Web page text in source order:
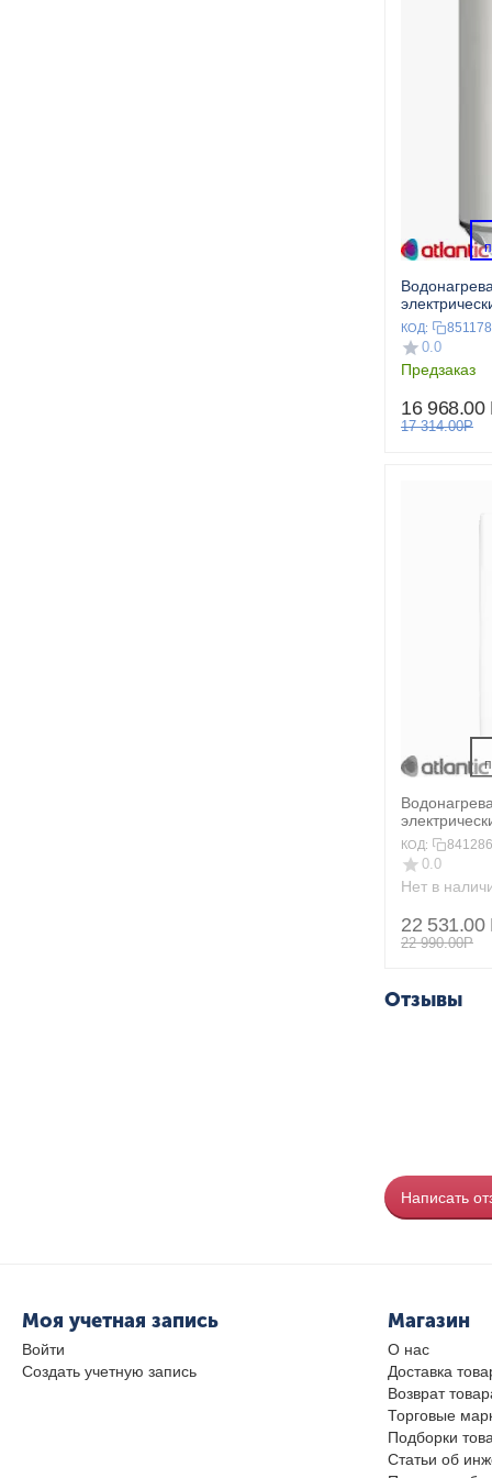
OPROP 80
КОД:
0.0
Предзаказ
16 968.00
17 314.00Р
STEATITE
КОД: 841286
0.0
Нет в
22 531.00
22 990.00Р
Отзывы
Написать
Моя учетная запись
Войти
Создать учетную запись
Магазин
О нас
Доставка
Возврат
Торговые
Подборки
Статьи об